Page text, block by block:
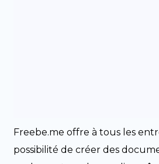
Freebe.me offre à tous les
possibilité de créer des